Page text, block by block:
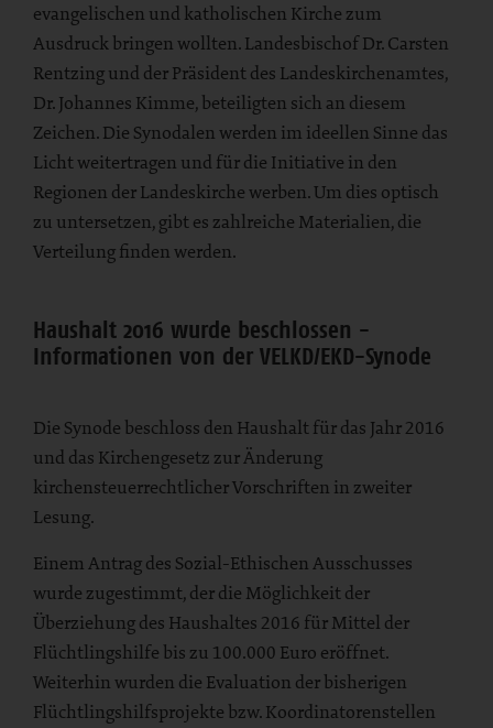
evangelischen und katholischen Kirche zum
Ausdruck bringen wollten. Landesbischof Dr. Carsten
Rentzing und der Präsident des Landeskirchenamtes,
Dr. Johannes Kimme, beteiligten sich an diesem
Zeichen. Die Synodalen werden im ideellen Sinne das
Licht weitertragen und für die Initiative in den
Regionen der Landeskirche werben. Um dies optisch
zu untersetzen, gibt es zahlreiche Materialien, die
Verteilung finden werden.
Haushalt 2016 wurde beschlossen -
Informationen von der VELKD/EKD-Synode
Die Synode beschloss den Haushalt für das Jahr 2016
und das Kirchengesetz zur Änderung
kirchensteuerrechtlicher Vorschriften in zweiter
Lesung.
Einem Antrag des Sozial-Ethischen Ausschusses
wurde zugestimmt, der die Möglichkeit der
Überziehung des Haushaltes 2016 für Mittel der
Flüchtlingshilfe bis zu 100.000 Euro eröffnet.
Weiterhin wurden die Evaluation der bisherigen
Flüchtlingshilfsprojekte bzw. Koordinatorenstellen